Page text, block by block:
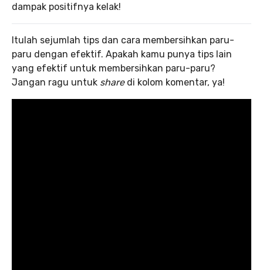
dampak positifnya kelak!
Itulah sejumlah tips dan cara membersihkan paru-
paru dengan efektif. Apakah kamu punya tips lain
yang efektif untuk membersihkan paru-paru?
Jangan ragu untuk share di kolom komentar, ya!